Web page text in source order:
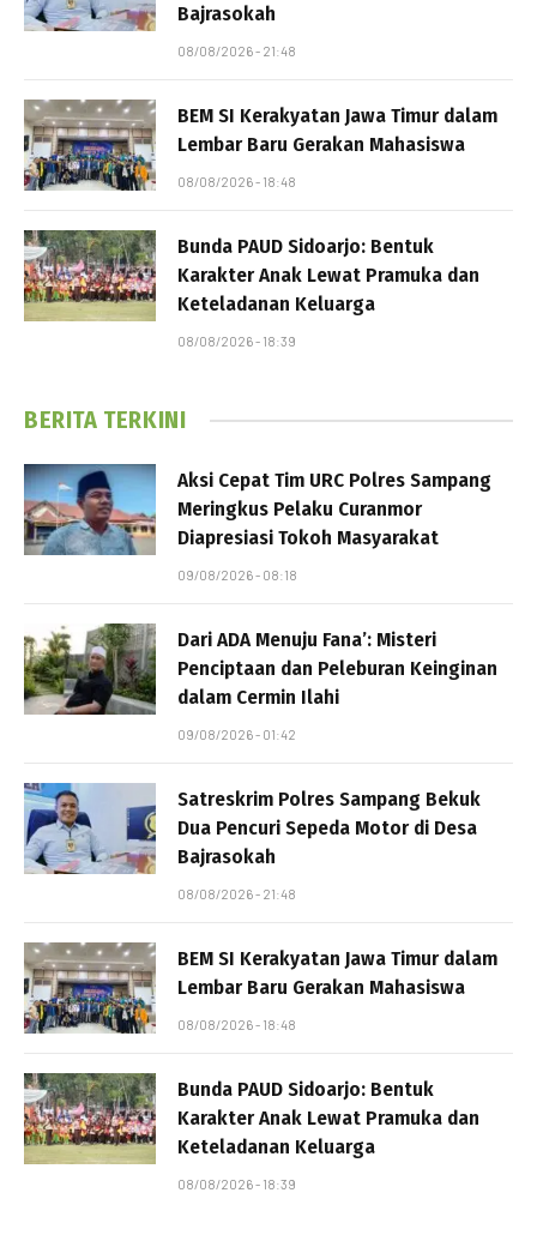
Bajrasokah
08/08/2026 - 21:48
BEM SI Kerakyatan Jawa Timur dalam
Lembar Baru Gerakan Mahasiswa
08/08/2026 - 18:48
Bunda PAUD Sidoarjo: Bentuk
Karakter Anak Lewat Pramuka dan
Keteladanan Keluarga
08/08/2026 - 18:39
BERITA TERKINI
Aksi Cepat Tim URC Polres Sampang
Meringkus Pelaku Curanmor
Diapresiasi Tokoh Masyarakat
09/08/2026 - 08:18
Dari ADA Menuju Fana’: Misteri
Penciptaan dan Peleburan Keinginan
dalam Cermin Ilahi
09/08/2026 - 01:42
Satreskrim Polres Sampang Bekuk
Dua Pencuri Sepeda Motor di Desa
Bajrasokah
08/08/2026 - 21:48
BEM SI Kerakyatan Jawa Timur dalam
Lembar Baru Gerakan Mahasiswa
08/08/2026 - 18:48
Bunda PAUD Sidoarjo: Bentuk
Karakter Anak Lewat Pramuka dan
Keteladanan Keluarga
08/08/2026 - 18:39